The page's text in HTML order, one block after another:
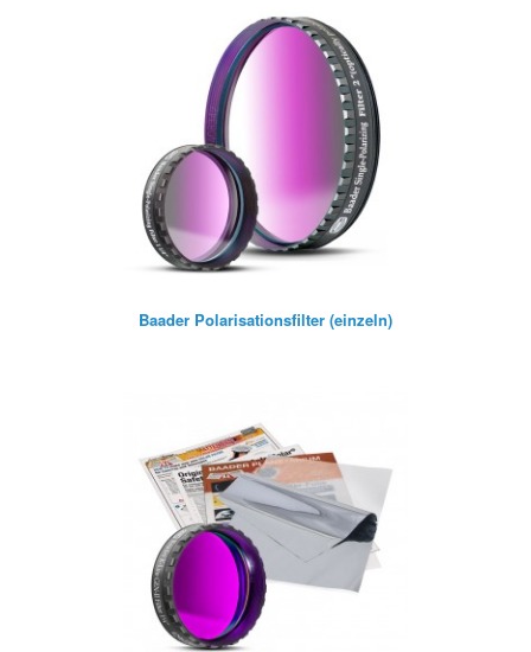
Baader Polarisationsfilter (einzeln)